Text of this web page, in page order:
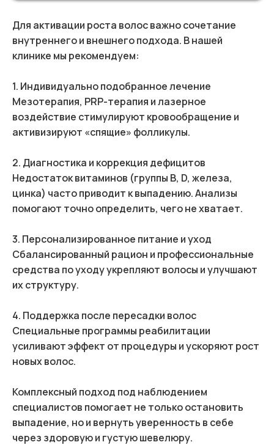
Для активации роста волос важно сочетание
внутреннего и внешнего подхода. В нашей
клинике мы рекомендуем:
1. Индивидуально подобранное лечение
Мезотерапия, PRP-терапия и лазерное
воздействие стимулируют кровообращение и
активизируют «спящие» фолликулы.
2. Диагностика и коррекция дефицитов
Недостаток витаминов (группы B, D, железа,
цинка) часто приводит к выпадению. Анализы
помогают точно определить, чего не хватает.
3. Персонализированное питание и уход
Сбалансированный рацион и профессиональные
средства по уходу укрепляют волосы и улучшают
их структуру.
4. Поддержка после пересадки волос
Специальные программы реабилитации
усиливают эффект от процедуры и ускоряют рост
новых волос.
Комплексный подход под наблюдением
специалистов помогает не только остановить
выпадение, но и вернуть уверенность в себе
через здоровую и густую шевелюру.